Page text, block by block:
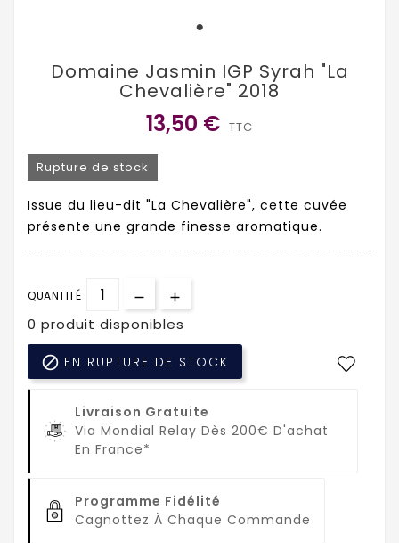
Domaine Jasmin IGP Syrah "La
Chevalière" 2018
13,50 € TTC
Rupture de stock
Issue du lieu-dit "La Chevalière", cette cuvée
présente une grande finesse aromatique.
QUANTITÉ
0 produit disponibles
 EN RUPTURE DE STOCK
Livraison Gratuite
Via Mondial Relay Dès 200€ D'achat
En France*
Programme Fidélité
Cagnottez À Chaque Commande